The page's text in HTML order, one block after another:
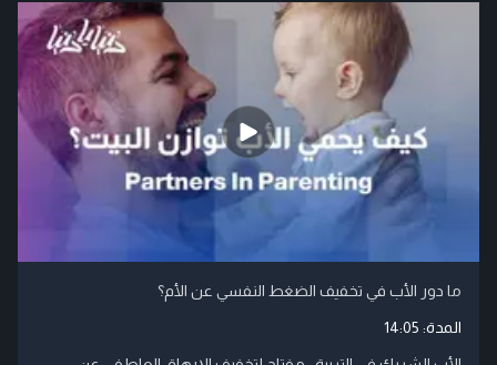
ما دور الأب في تخفيف الضغط النفسي عن الأم؟
المدة: 14:05